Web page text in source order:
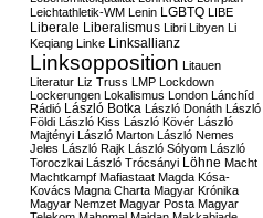
Leichtathletik-WM Lenin LGBTQ LIBE
Liberale Liberalismus Libri Libyen Li
Keqiang Linke Linksallianz
Linksopposition Litauen
Literatur Liz Truss LMP Lockdown
Lockerungen Lokalismus London Lánchíd
Rádió
László Botka László Donáth László
Földi László Kiss László Kövér László
Majtényi László Marton László Nemes
Jeles László Rajk László Sólyom László
Toroczkai László Trócsányi Löhne Macht
Machtkampf Mafiastaat Magda Kósa-
Kovács Magna Charta Magyar Krónika
Magyar Nemzet Magyar Posta Magyar